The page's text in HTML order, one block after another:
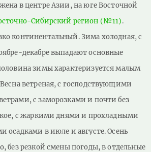
в центре Азии, на юге Восточной
Сибирский регион (№11).
континентальный. Зима холодная, с
декабре выпадают основные
зимы характеризуется малым
ветреная, с господствующими
с заморозками и почти без
с жаркими днями и прохладными
осадками в июле и августе. Осень
без резкой смены погоды, в отдельные